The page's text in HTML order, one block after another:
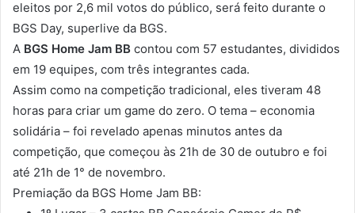
eleitos por 2,6 mil votos do público, será feito durante o
BGS Day, superlive da BGS.
A BGS Home Jam BB contou com 57 estudantes, divididos
em 19 equipes, com três integrantes cada.
Assim como na competição tradicional, eles tiveram 48
horas para criar um game do zero. O tema – economia
solidária – foi revelado apenas minutos antes da
competição, que começou às 21h de 30 de outubro e foi
até 21h de 1° de novembro.
Premiação da BGS Home Jam BB: